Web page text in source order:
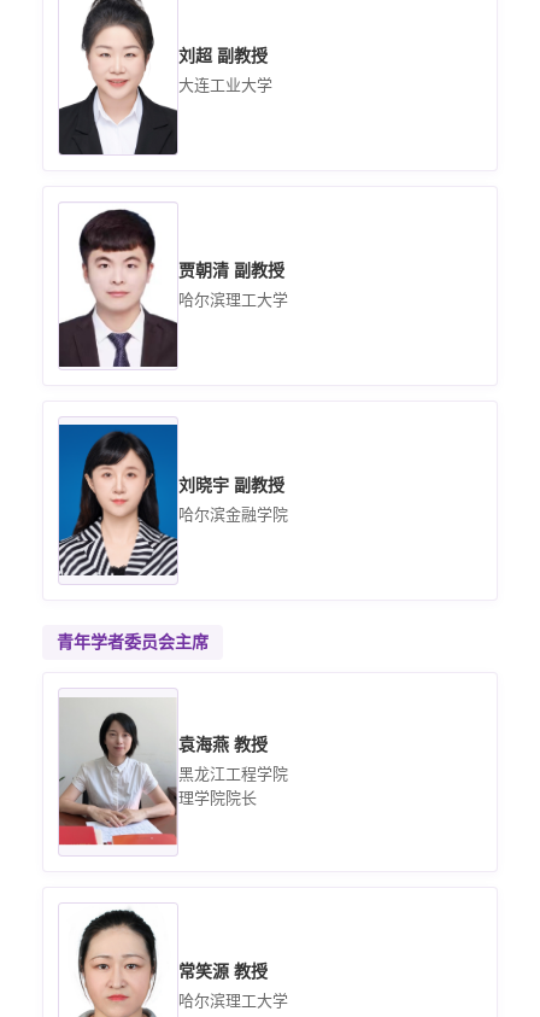
刘超 副教授
大连工业大学
贾朝清 副教授
哈尔滨理工大学
刘晓宇 副教授
哈尔滨金融学院
青年学者委员会主席
袁海燕 教授
黑龙江工程学院
理学院院长
常笑源 教授
哈尔滨理工大学